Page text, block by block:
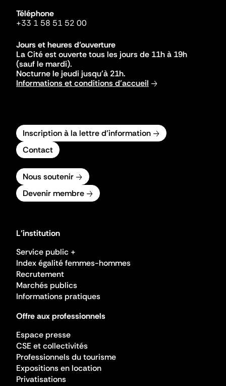
Téléphone
+33 1 58 51 52 00
Jours et heures d'ouverture
La Cité est ouverte tous les jours de 11h à 19h
(sauf le mardi).
Nocturne le jeudi jusqu'à 21h.
Informations et conditions d'accueil
Inscription à la lettre d'information
Contact
Nous soutenir
Devenir membre
L'institution
Service public +
Index égalité femmes-hommes
Recrutement
Marchés publics
Informations pratiques
Offre aux professionnels
Espace presse
CSE et collectivités
Professionnels du tourisme
Expositions en location
Privatisations